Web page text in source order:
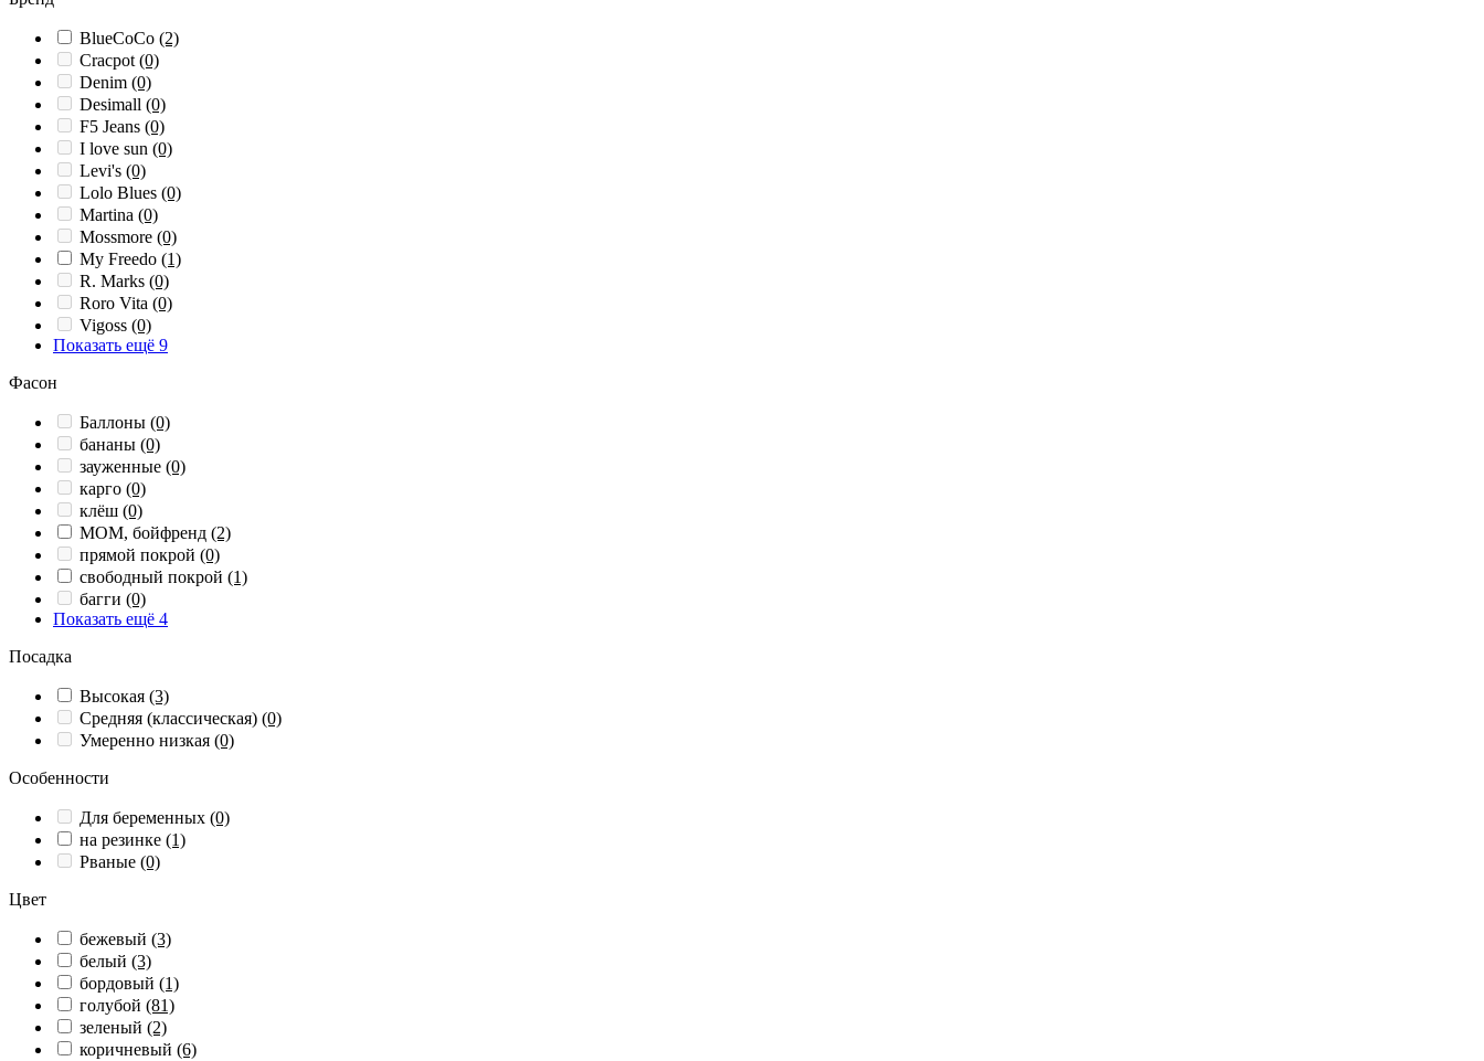
BlueCoCo (2)
Cracpot (0)
Denim (0)
Desimall (0)
F5 Jeans (0)
I love sun (0)
Levi's (0)
Lolo Blues (0)
Martina (0)
Mossmore (0)
My Freedo (1)
R. Marks (0)
Roro Vita (0)
Vigoss (0)
Показать ещё 9
Фасон
Баллоны (0)
бананы (0)
зауженные (0)
карго (0)
клёш (0)
МОМ, бойфренд (2)
прямой покрой (0)
свободный покрой (1)
багги (0)
Показать ещё 4
Посадка
Высокая (3)
Средняя (классическая) (0)
Умеренно низкая (0)
Особенности
Для беременных (0)
на резинке (1)
Рваные (0)
Цвет
бежевый (3)
белый (3)
бордовый (1)
голубой (81)
зеленый (2)
коричневый (6)